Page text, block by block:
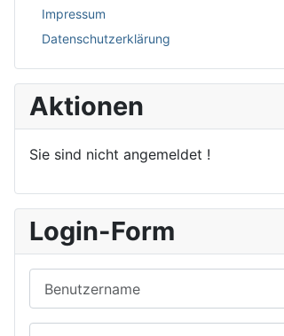
Impressum
Datenschutzerklärung
Aktionen
Sie sind nicht angemeldet !
Login-Form